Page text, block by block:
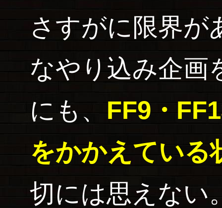
さすがに限界が
なやり込み企画
にも、 FF9・
をかかえている
切には思えない